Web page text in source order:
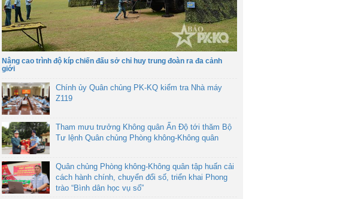
Nâng cao trình độ kíp chiến đấu sở chỉ huy trung đoàn ra đa cảnh
giới
Chính ủy Quân chủng PK-KQ kiểm tra Nhà máy
Z119
Tham mưu trưởng Không quân Ấn Độ tới thăm Bộ
Tư lệnh Quân chủng Phòng không-Không quân
Quân chủng Phòng không-Không quân tập huấn cải
cách hành chính, chuyển đổi số, triển khai Phong
trào “Bình dân học vụ số”